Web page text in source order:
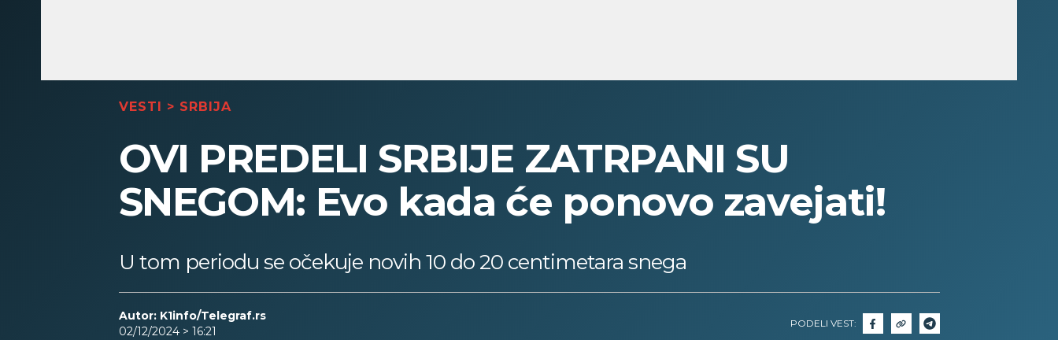
VESTI > SRBIJA
OVI PREDELI SRBIJE ZATRPANI SU
SNEGOM: Evo kada će ponovo zavejati!
U tom periodu se očekuje novih 10 do 20 centimetara snega
Autor: K1info/Telegraf.rs
02/12/2024 > 16:21
PODELI VEST: